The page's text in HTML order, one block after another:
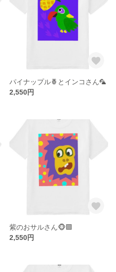
パイナップル🍍とインコさん🦜
2,550円
紫のおサルさん🐵🟪
2,550円